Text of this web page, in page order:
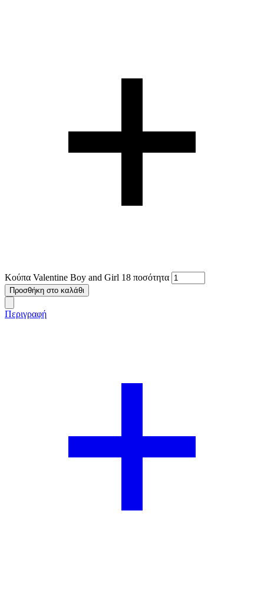
Κούπα Valentine Boy and Girl 18 ποσότητα
Προσθήκη στο καλάθι
Περιγραφή